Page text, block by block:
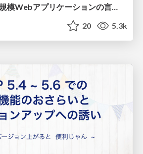
1人から始める大規模Webアプリケーションの言語バージョンアップ / version up PHP in large scale application
20 5.3k